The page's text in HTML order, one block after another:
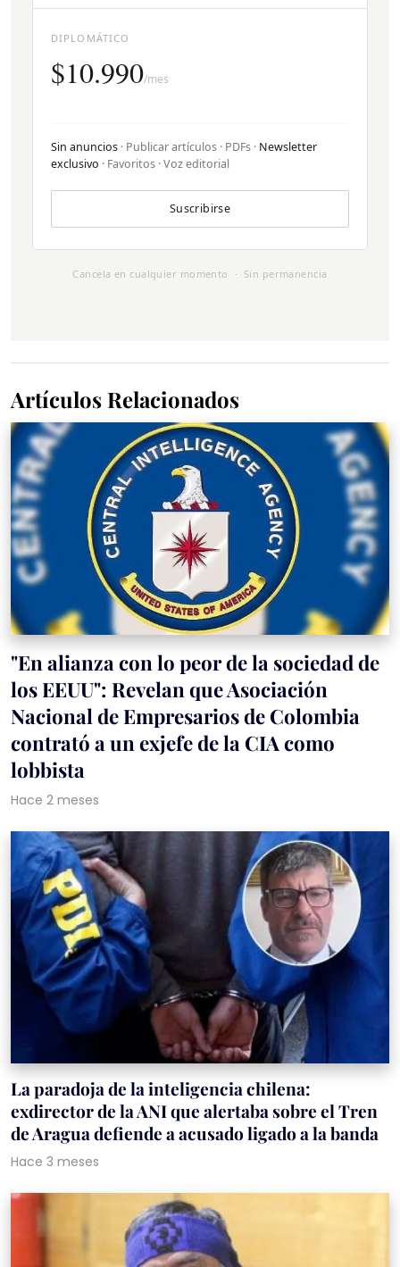
DIPLOMÁTICO
$10.990/mes
Sin anuncios · Publicar artículos · PDFs · Newsletter
exclusivo · Favoritos · Voz editorial
Suscribirse
Cancela en cualquier momento · Sin permanencia
Artículos Relacionados
"En alianza con lo peor de la sociedad de
los EEUU": Revelan que Asociación
Nacional de Empresarios de Colombia
contrató a un exjefe de la CIA como
lobbista
Hace 2 meses
La paradoja de la inteligencia chilena:
exdirector de la ANI que alertaba sobre el Tren
de Aragua defiende a acusado ligado a la banda
Hace 3 meses